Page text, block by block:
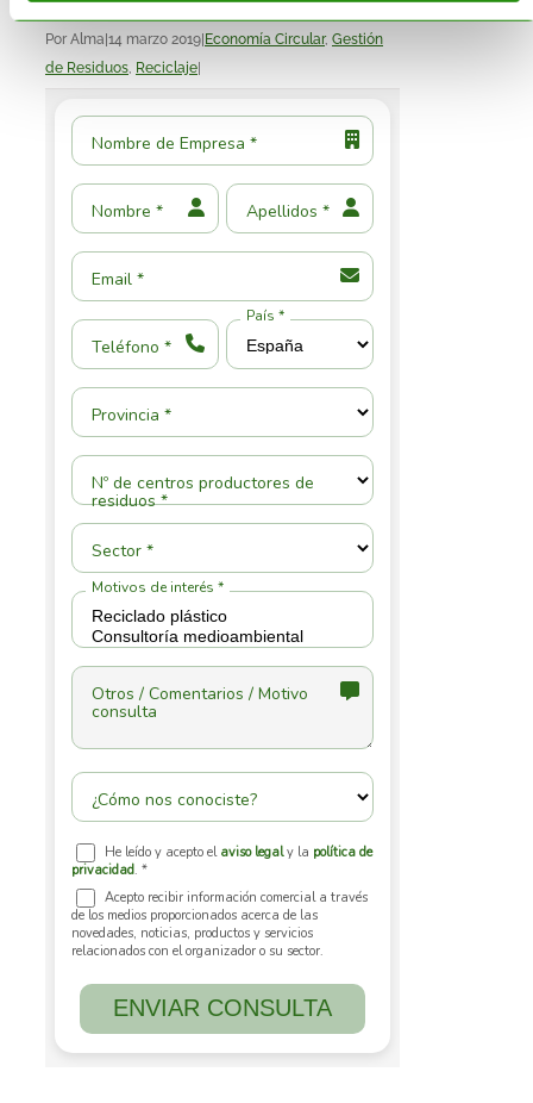
Por Alma|14 marzo 2019|Economía Circular, Gestión
de Residuos Reciclaje|